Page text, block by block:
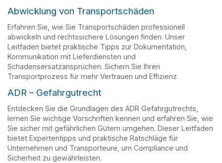
Abwicklung von Transportschäden
Erfahren Sie, wie Sie Transportschäden professionell
abwickeln und rechtssichere Lösungen finden. Unser
Leitfaden bietet praktische Tipps zur Dokumentation,
Kommunikation mit Lieferdiensten und
Schadensersatzansprüchen. Sichern Sie Ihren
Transportprozess für mehr Vertrauen und Effizienz.
ADR – Gefahrgutrecht
Entdecken Sie die Grundlagen des ADR Gefahrgutrechts,
lernen Sie wichtige Vorschriften kennen und erfahren Sie, wie
Sie sicher mit gefährlichen Gütern umgehen. Dieser Leitfaden
bietet Expertentipps und praktische Ratschläge für
Unternehmen und Transporteure, um Compliance und
Sicherheit zu gewährleisten.